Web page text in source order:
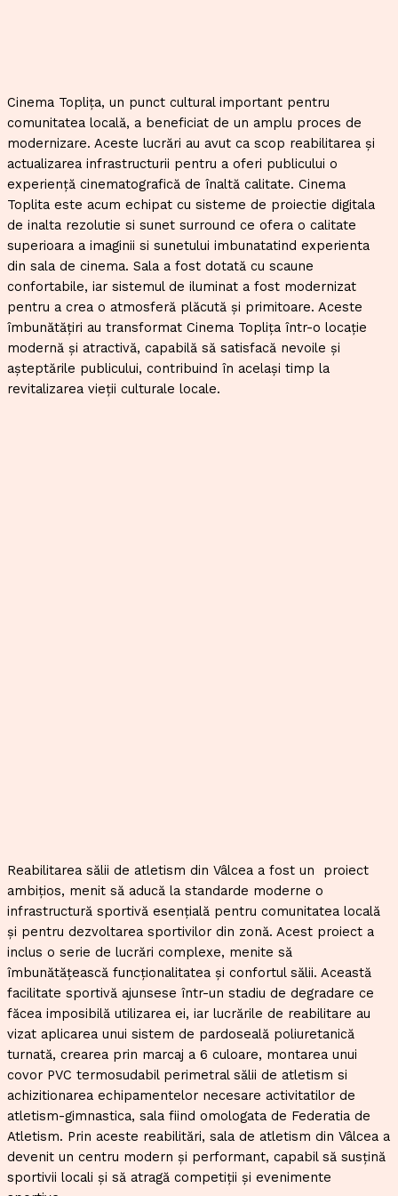
Cinema Toplița, un punct cultural important pentru
comunitatea locală, a beneficiat de un amplu proces de
modernizare. Aceste lucrări au avut ca scop reabilitarea și
actualizarea infrastructurii pentru a oferi publicului o
experiență cinematografică de înaltă calitate. Cinema
Toplita este acum echipat cu sisteme de proiectie digitala
de inalta rezolutie si sunet surround ce ofera o calitate
superioara a imaginii si sunetului imbunatatind experienta
din sala de cinema. Sala a fost dotată cu scaune
confortabile, iar sistemul de iluminat a fost modernizat
pentru a crea o atmosferă plăcută și primitoare. Aceste
îmbunătățiri au transformat Cinema Toplița într-o locație
modernă și atractivă, capabilă să satisfacă nevoile și
așteptările publicului, contribuind în același timp la
revitalizarea vieții culturale locale.
Reabilitarea sălii de atletism din Vâlcea a fost un proiect
ambițios, menit să aducă la standarde moderne o
infrastructură sportivă esențială pentru comunitatea locală
și pentru dezvoltarea sportivilor din zonă. Acest proiect a
inclus o serie de lucrări complexe, menite să
îmbunătățească funcționalitatea și confortul sălii. Această
facilitate sportivă ajunsese într-un stadiu de degradare ce
făcea imposibilă utilizarea ei, iar lucrările de reabilitare au
vizat aplicarea unui sistem de pardoseală poliuretanică
turnată, crearea prin marcaj a 6 culoare, montarea unui
covor PVC termosudabil perimetral sălii de atletism si
achizitionarea echipamentelor necesare activitatilor de
atletism-gimnastica, sala fiind omologata de Federatia de
Atletism. Prin aceste reabilitări, sala de atletism din Vâlcea a
devenit un centru modern și performant, capabil să susțină
sportivii locali și să atragă competiții și evenimente